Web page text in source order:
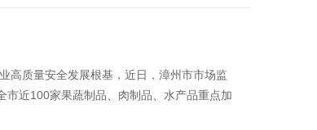
高质量安全发展根基，近日，漳州市市场监
近100家果蔬制品、肉制品、水产品重点加